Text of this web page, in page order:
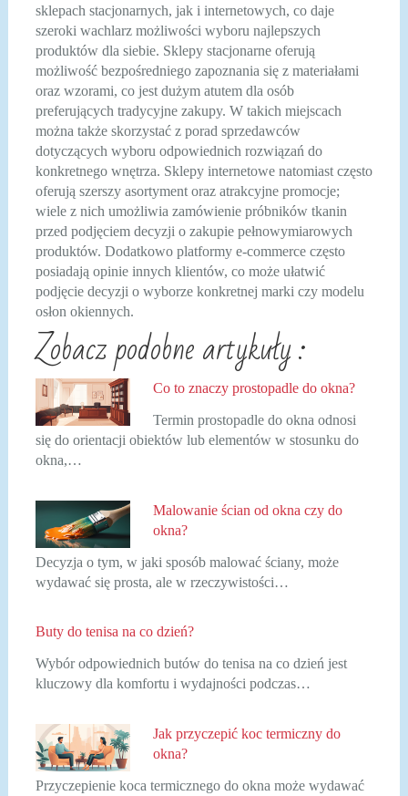
sklepach stacjonarnych, jak i internetowych, co daje
szeroki wachlarz możliwości wyboru najlepszych
produktów dla siebie. Sklepy stacjonarne oferują
możliwość bezpośredniego zapoznania się z materiałami
oraz wzorami, co jest dużym atutem dla osób
preferujących tradycyjne zakupy. W takich miejscach
można także skorzystać z porad sprzedawców
dotyczących wyboru odpowiednich rozwiązań do
konkretnego wnętrza. Sklepy internetowe natomiast często
oferują szerszy asortyment oraz atrakcyjne promocje;
wiele z nich umożliwia zamówienie próbników tkanin
przed podjęciem decyzji o zakupie pełnowymiarowych
produktów. Dodatkowo platformy e-commerce często
posiadają opinie innych klientów, co może ułatwić
podjęcie decyzji o wyborze konkretnej marki czy modelu
osłon okiennych.
Zobacz podobne artykuły :
Co to znaczy prostopadle do okna?
Termin prostopadle do okna odnosi
się do orientacji obiektów lub elementów w stosunku do
okna,…
Malowanie ścian od okna czy do
okna?
Decyzja o tym, w jaki sposób malować ściany, może
wydawać się prosta, ale w rzeczywistości…
Buty do tenisa na co dzień?
Wybór odpowiednich butów do tenisa na co dzień jest
kluczowy dla komfortu i wydajności podczas…
Jak przyczepić koc termiczny do
okna?
Przyczepienie koca termicznego do okna może wydawać